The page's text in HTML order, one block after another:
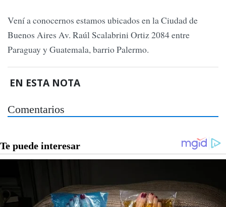
Vení a conocernos estamos ubicados en la Ciudad de
Buenos Aires Av. Raúl Scalabrini Ortiz 2084 entre
Paraguay y Guatemala, barrio Palermo.
EN ESTA NOTA
Comentarios